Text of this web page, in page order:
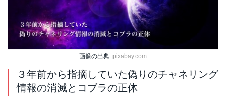
画像の出典: pixabay.com
３年前から指摘していた偽りのチャネリング
情報の消滅とコブラの正体